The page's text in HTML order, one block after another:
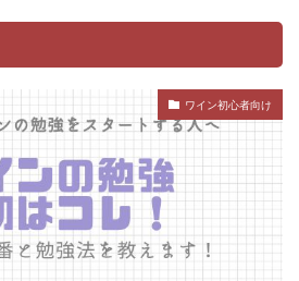
ワイン初心者向け